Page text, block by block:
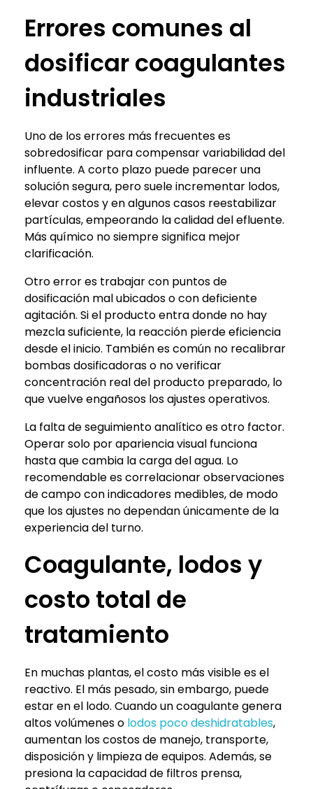
Errores comunes al
dosificar coagulantes
industriales
Uno de los errores más frecuentes es
sobredosificar para compensar variabilidad del
influente. A corto plazo puede parecer una
solución segura, pero suele incrementar lodos,
elevar costos y en algunos casos reestabilizar
partículas, empeorando la calidad del efluente.
Más químico no siempre significa mejor
clarificación.
Otro error es trabajar con puntos de
dosificación mal ubicados o con deficiente
agitación. Si el producto entra donde no hay
mezcla suficiente, la reacción pierde eficiencia
desde el inicio. También es común no recalibrar
bombas dosificadoras o no verificar
concentración real del producto preparado, lo
que vuelve engañosos los ajustes operativos.
La falta de seguimiento analítico es otro factor.
Operar solo por apariencia visual funciona
hasta que cambia la carga del agua. Lo
recomendable es correlacionar observaciones
de campo con indicadores medibles, de modo
que los ajustes no dependan únicamente de la
experiencia del turno.
Coagulante, lodos y
costo total de
tratamiento
En muchas plantas, el costo más visible es el
reactivo. El más pesado, sin embargo, puede
estar en el lodo. Cuando un coagulante genera
altos volúmenes o lodos poco deshidratables,
aumentan los costos de manejo, transporte,
disposición y limpieza de equipos. Además, se
presiona la capacidad de filtros prensa,